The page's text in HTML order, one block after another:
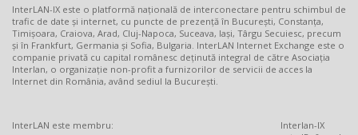
InterLAN-IX este o platformă națională de interconectare pentru schimbul de
trafic de date și internet, cu puncte de prezență în București, Constanța,
Timișoara, Craiova, Arad, Cluj-Napoca, Suceava, Iași, Târgu Secuiesc, precum
și în Frankfurt, Germania și Sofia, Bulgaria. InterLAN Internet Exchange este o
companie privată cu capital românesc deținută integral de către Asociația
Interlan, o organizație non-profit a furnizorilor de servicii de acces la
Internet din România, având sediul la București.
InterLAN este membru:
Interlan-IX